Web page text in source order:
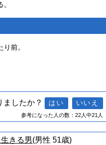
前。
ましたか？
参考になった人の数：22人中21人
きる男(男性 51歳)